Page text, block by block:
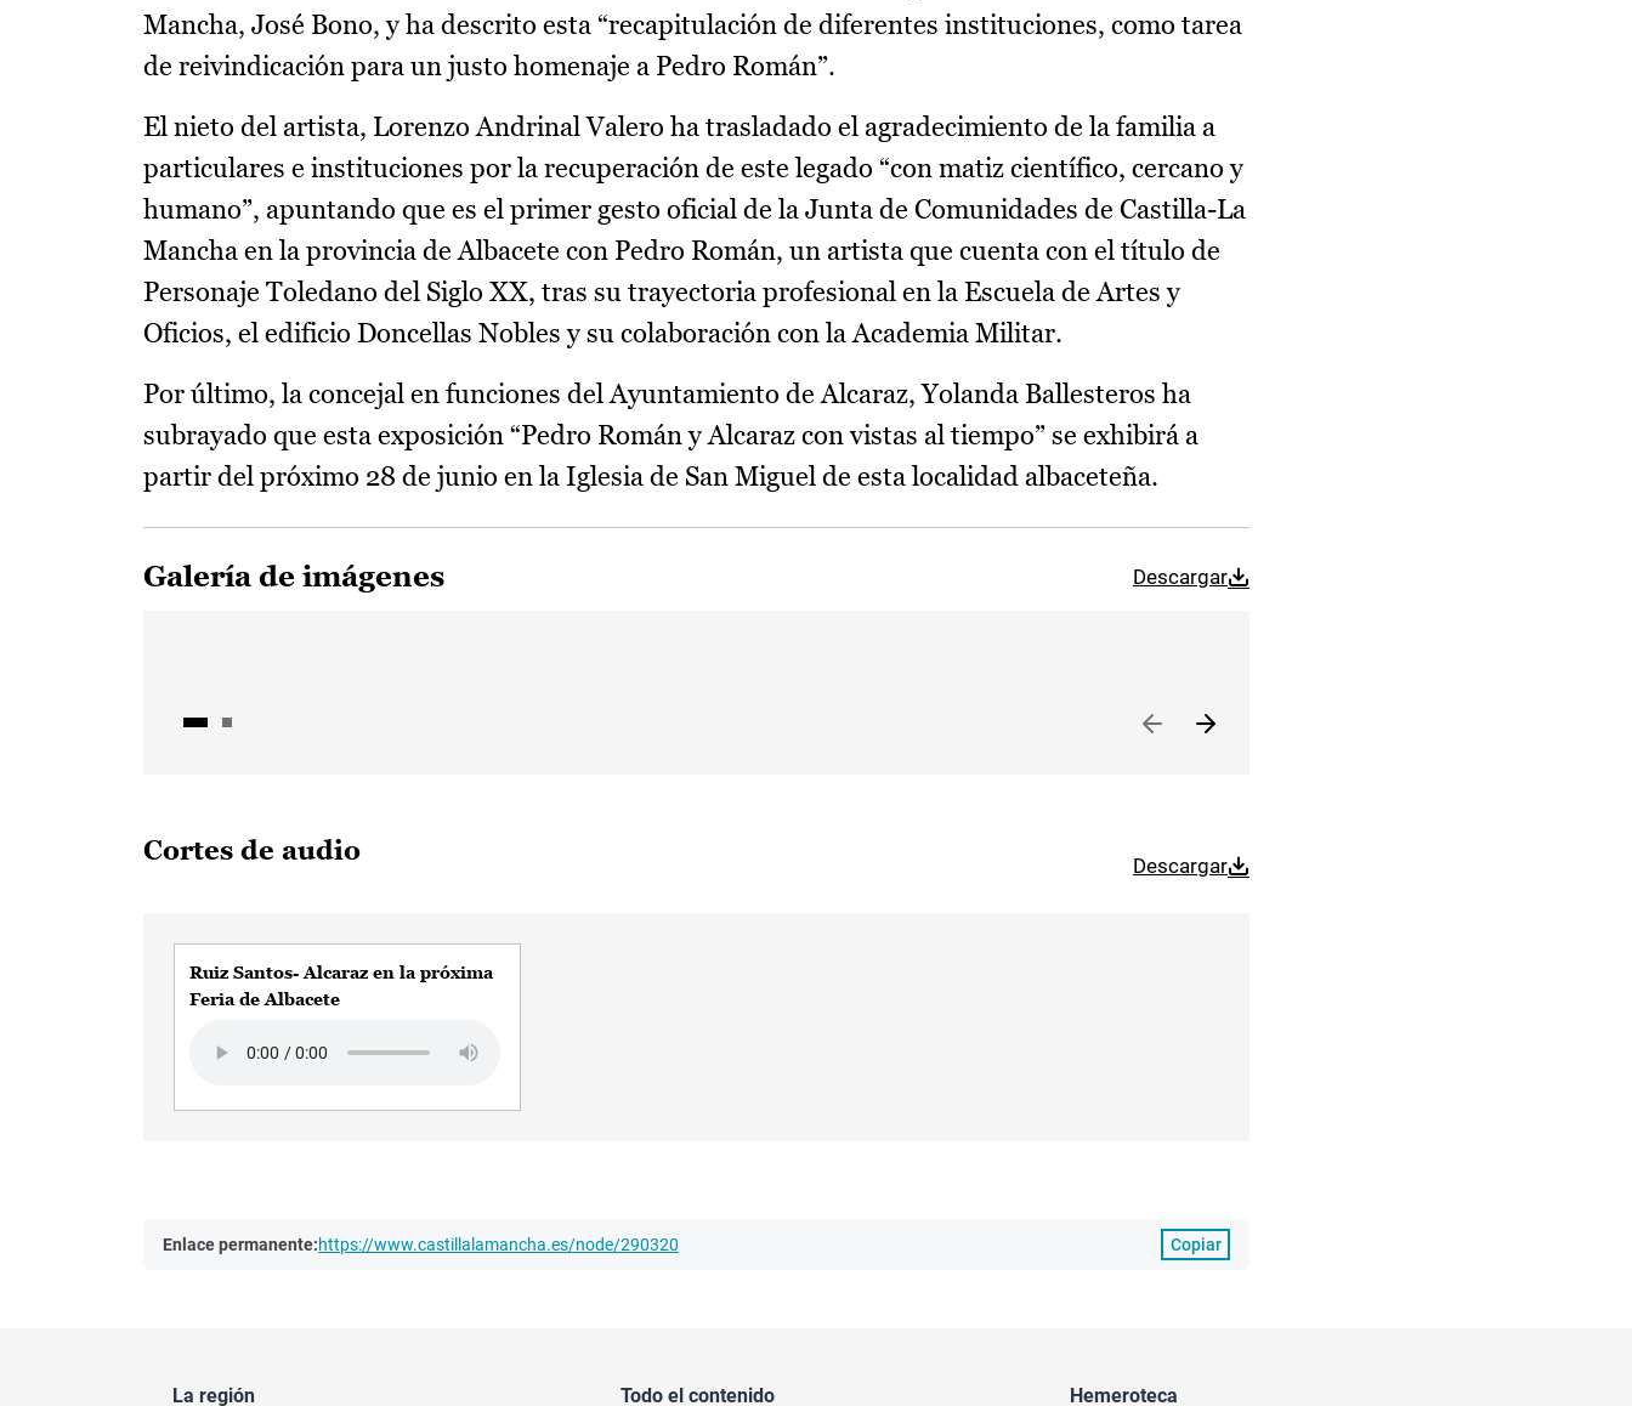
Mancha, José Bono, y ha descrito esta “recapitulación de diferentes instituciones, como tarea
de reivindicación para un justo homenaje a Pedro Román”.
El nieto del artista, Lorenzo Andrinal Valero ha trasladado el agradecimiento de la familia a
particulares e instituciones por la recuperación de este legado “con matiz científico, cercano y
humano”, apuntando que es el primer gesto oficial de la Junta de Comunidades de Castilla-La
Mancha en la provincia de Albacete con Pedro Román, un artista que cuenta con el título de
Personaje Toledano del Siglo XX, tras su trayectoria profesional en la Escuela de Artes y
Oficios, el edificio Doncellas Nobles y su colaboración con la Academia Militar.
Por último, la concejal en funciones del Ayuntamiento de Alcaraz, Yolanda Ballesteros ha
subrayado que esta exposición “Pedro Román y Alcaraz con vistas al tiempo” se exhibirá a
partir del próximo 28 de junio en la Iglesia de San Miguel de esta localidad albaceteña.
Galería de imágenes Descargar
Cortes de audio Descargar
Ruiz Santos- Alcaraz en la próxima
Feria de Albacete
Enlace permanente:https://www.castillalamancha.es/node/290320 Copiar
La región Todo el contenido Hemeroteca